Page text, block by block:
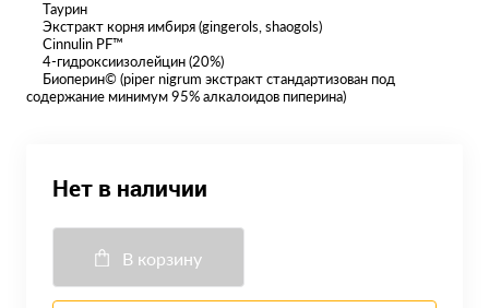
Таурин
Экстракт корня имбиря (gingerols, shaogols)
Cinnulin PF™
4-гидроксиизолейцин (20%)
Биоперин© (piper nigrum экстракт стандартизован под
содержание минимум 95% алкалоидов пиперина)
Нет в наличии
В корзину